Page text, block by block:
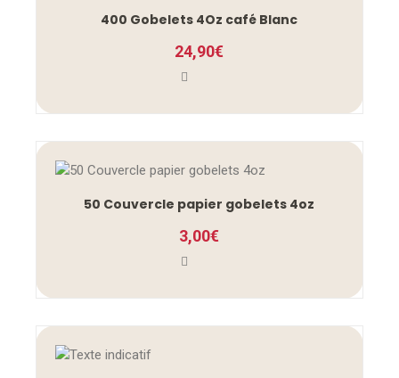
400 Gobelets 4Oz café Blanc
24,90€
50 Couvercle papier gobelets 4oz
3,00€